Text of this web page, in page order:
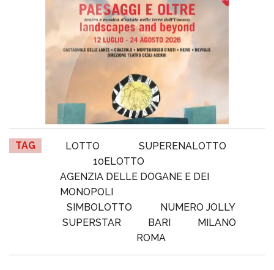
TAG LOTTO
SUPERENALOTTO
10ELOTTO
AGENZIA DELLE DOGANE E DEI
MONOPOLI
SIMBOLOTTO
NUMERO JOLLY
SUPERSTAR
BARI
MILANO
ROMA